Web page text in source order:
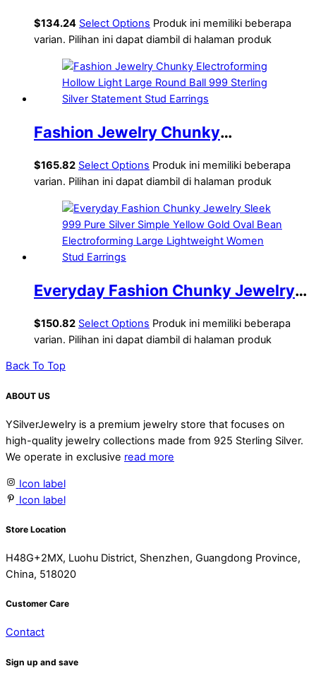
Women Sophisticated 999 Pure
Silver Office Golden Irregular
Waterdrop Electroforming
Lightweight Statement Stud
$134.24 Select Options Produk ini memiliki beberapa
varian. Pilihan ini dapat diambil di halaman produk
Fashion Jewelry Chunky
Electroforming Hollow Light Large
Round Ball 999 Sterling Silver
Statement Stud Earrings
$165.82 Select Options Produk ini memiliki beberapa
varian. Pilihan ini dapat diambil di halaman produk
Everyday Fashion Chunky Jewelry
Sleek 999 Pure Silver Simple Yellow
Gold Oval Bean Electroforming Large
Lightweight Women Stud Earrings
$150.82 Select Options Produk ini memiliki beberapa
varian. Pilihan ini dapat diambil di halaman produk
Back To Top
ABOUT US
YSilverJewelry is a premium jewelry store that focuses on
high-quality jewelry collections made from 925 Sterling Silver.
We operate in exclusive read more
Icon label
Icon label
Store Location
H48G+2MX, Luohu District, Shenzhen, Guangdong Province,
China, 518020
Customer Care
Contact
Sign up and save